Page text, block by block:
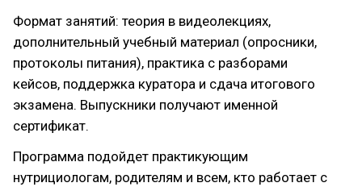
Формат занятий: теория в видеолекциях,
дополнительный учебный материал (опросники,
протоколы питания), практика с разборами
кейсов, поддержка куратора и сдача итогового
экзамена. Выпускники получают именной
сертификат.
Программа подойдет практикующим
нутрициологам, родителям и всем, кто работает с